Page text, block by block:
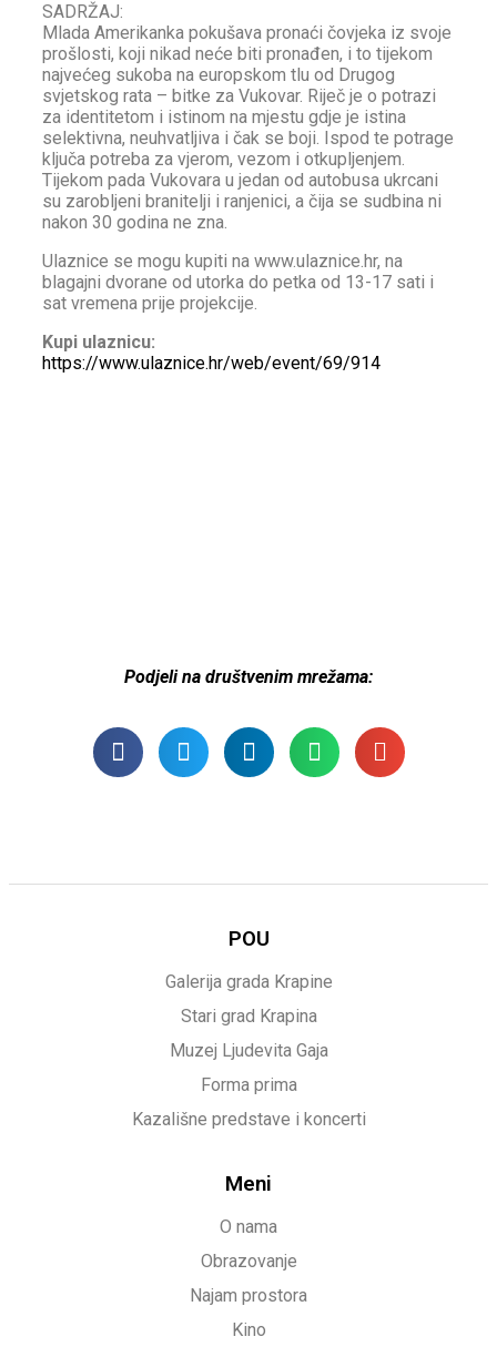
SADRŽAJ:
Mlada Amerikanka pokušava pronaći čovjeka iz svoje
prošlosti, koji nikad neće biti pronađen, i to tijekom
najvećeg sukoba na europskom tlu od Drugog
svjetskog rata – bitke za Vukovar. Riječ je o potrazi
za identitetom i istinom na mjestu gdje je istina
selektivna, neuhvatljiva i čak se boji. Ispod te potrage
ključa potreba za vjerom, vezom i otkupljenjem.
Tijekom pada Vukovara u jedan od autobusa ukrcani
su zarobljeni branitelji i ranjenici, a čija se sudbina ni
nakon 30 godina ne zna.
Ulaznice se mogu kupiti na www.ulaznice.hr, na
blagajni dvorane od utorka do petka od 13-17 sati i
sat vremena prije projekcije.
Kupi ulaznicu:
https://www.ulaznice.hr/web/event/69/914
Podjeli na društvenim mrežama:
POU
Galerija grada Krapine
Stari grad Krapina
Muzej Ljudevita Gaja
Forma prima
Kazališne predstave i koncerti
Meni
O nama
Obrazovanje
Najam prostora
Kino